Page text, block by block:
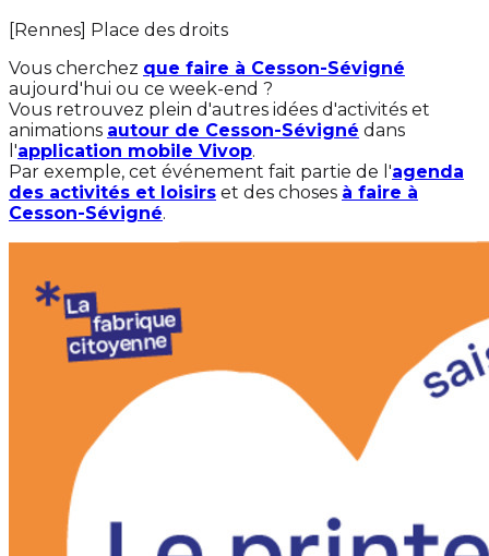
[Rennes] Place des droits
Vous cherchez que faire à Cesson-Sévigné
aujourd'hui ou ce week-end ?
Vous retrouvez plein d'autres idées d'activités et
animations autour de Cesson-Sévigné dans
l'application mobile Vivop.
Par exemple, cet événement fait partie de l'agenda
des activités et loisirs et des choses à faire à
Cesson-Sévigné.